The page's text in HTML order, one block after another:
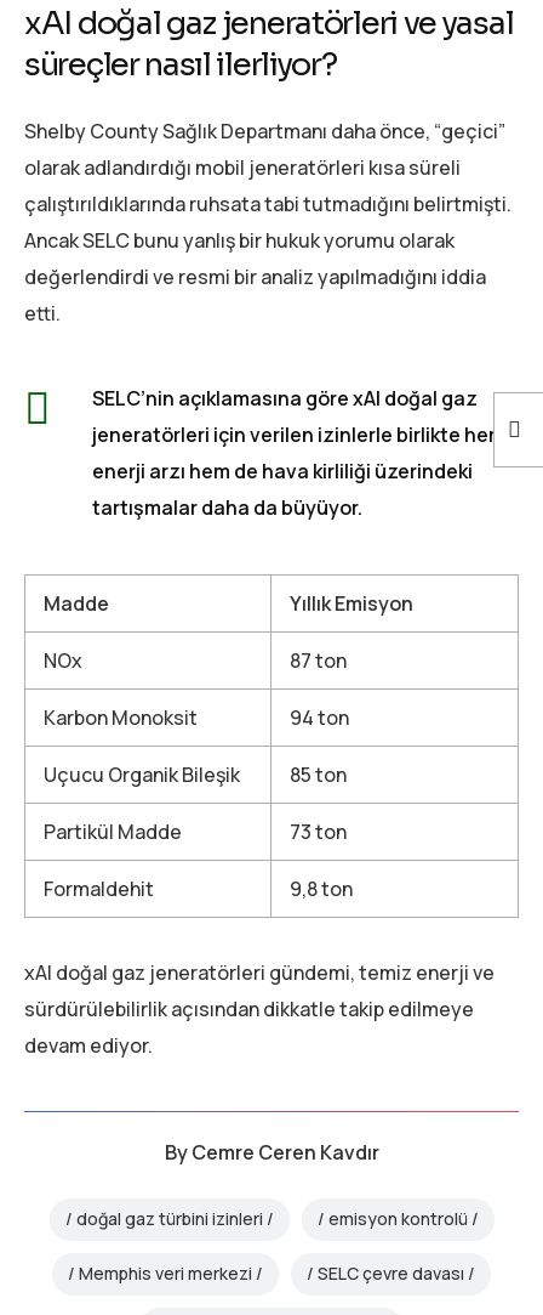
xAI doğal gaz jeneratörleri ve yasal
süreçler nasıl ilerliyor?
Shelby County Sağlık Departmanı daha önce, “geçici”
olarak adlandırdığı mobil jeneratörleri kısa süreli
çalıştırıldıklarında ruhsata tabi tutmadığını belirtmişti.
Ancak SELC bunu yanlış bir hukuk yorumu olarak
değerlendirdi ve resmi bir analiz yapılmadığını iddia
etti.
SELC’nin açıklamasına göre xAI doğal gaz
jeneratörleri için verilen izinlerle birlikte hem
enerji arzı hem de hava kirliliği üzerindeki
tartışmalar daha da büyüyor.
Madde Yıllık Emisyon
NOx 87 ton
Karbon Monoksit 94 ton
Uçucu Organik Bileşik 85 ton
Partikül Madde 73 ton
Formaldehit 9,8 ton
xAI doğal gaz jeneratörleri gündemi, temiz enerji ve
sürdürülebilirlik açısından dikkatle takip edilmeye
devam ediyor.
ByCemre Ceren Kavdır
doğal gaz türbini izinleri emisyon kontrolü
Memphis veri merkezi SELC çevre davası